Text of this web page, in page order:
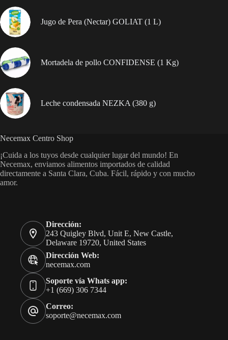
Jugo de Pera (Nectar) GOLIAT (1 L)
Mortadela de pollo CONFIDENSE (1 Kg)
Leche condensada NEZKA (380 g)
Necemax Centro Shop
¡Cuida a los tuyos desde cualquier lugar del mundo! En
Necemax, enviamos alimentos importados de calidad
directamente a Santa Clara, Cuba. Fácil, rápido y con mucho
amor.
Dirección:
243 Quigley Blvd, Unit E, New Castle,
Delaware 19720, United States
Dirección Web:
necemax.com
Soporte vía Whats app:
+1 (669) 306 7344
Correo:
soporte@necemax.com